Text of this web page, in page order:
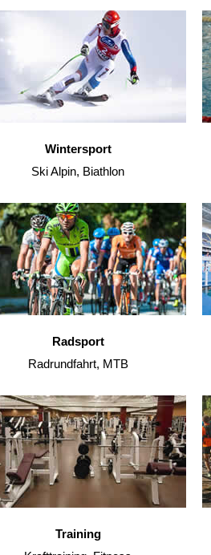
Wintersport
Ski Alpin, Biathlon
Radsport
Radrundfahrt, MTB
Training